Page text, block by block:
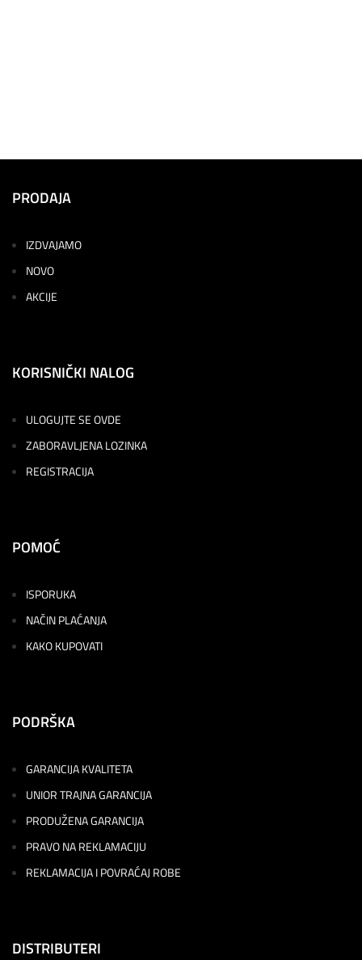
PRODAJA
IZDVAJAMO
NOVO
AKCIJE
KORISNIČKI NALOG
ULOGUJTE SE OVDE
ZABORAVLJENA LOZINKA
REGISTRACIJA
POMOĆ
ISPORUKA
NAČIN PLAĆANJA
KAKO KUPOVATI
PODRŠKA
GARANCIJA KVALITETA
UNIOR TRAJNA GARANCIJA
PRODUŽENA GARANCIJA
PRAVO NA REKLAMACIJU
REKLAMACIJA I POVRAĆAJ ROBE
DISTRIBUTERI